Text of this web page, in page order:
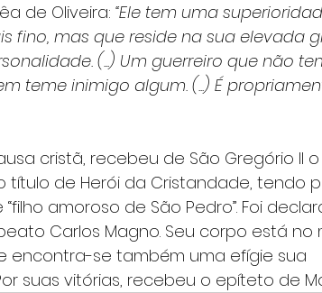
de Oliveira: “Ele tem uma
fino, mas que reside na sua elevada
(...) Um guerreiro que não
teme inimigo algum. (...) É
cristã, recebeu de São Gregório II
título de Herói da Cristandade, tendo
amoroso de São Pedro”. Foi
Carlos Magno. Seu corpo está no
encontra-se também uma efígie sua
suas vitórias, recebeu o epíteto de